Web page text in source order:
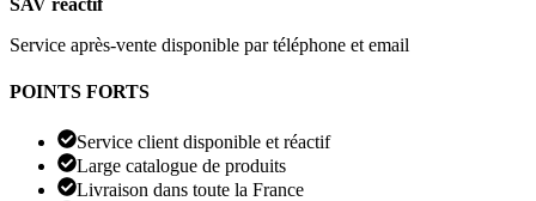
SAV réactif
Service après-vente disponible par téléphone et email
POINTS FORTS
Service client disponible et réactif
Large catalogue de produits
Livraison dans toute la France